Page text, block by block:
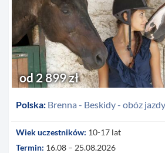
Polska: Brenna - Beskidy - obóz
od 2 899 zł
Wiek uczestników: 10-17 lat
Termin: 16.08 – 25.08.2026